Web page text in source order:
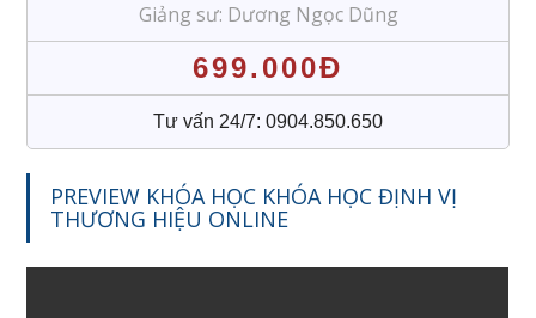
Giảng sư: Dương Ngọc Dũng
699.000Đ
Tư vấn 24/7: 0904.850.650
PREVIEW KHÓA HỌC KHÓA HỌC ĐỊNH VỊ
THƯƠNG HIỆU ONLINE